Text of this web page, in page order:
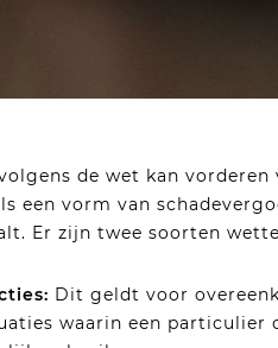
de wet kan vorderen
een vorm van
Er zijn twee soorten
Dit geldt voor
waarin een particulier